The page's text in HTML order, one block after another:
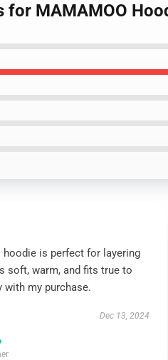
for MAMAMOO
is perfect for layering
soft, warm, and fits true to
with my purchase.
Dec 13, 2024